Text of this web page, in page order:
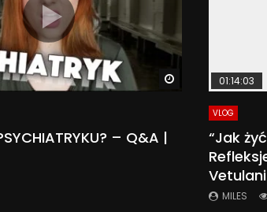
Watch Later
– Q&A |
01:14:03
VLOG
“Jak
Vetulani
MILES